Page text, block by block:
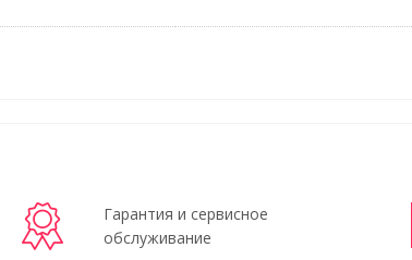
Гарантия и сервисное
обслуживание